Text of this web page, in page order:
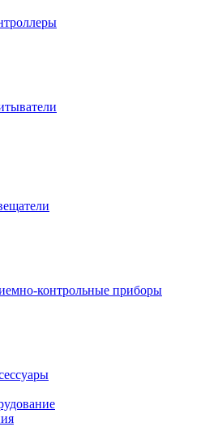
контрольные приборы